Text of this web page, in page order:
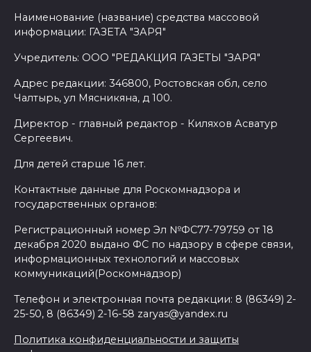
Наименование (название) средства массовой
информации: ГАЗЕТА "ЗАРЯ"
Учредитель: ООО "РЕДАКЦИЯ ГАЗЕТЫ "ЗАРЯ"
Адрес редакции: 346800, Ростовская обл, село
Чалтырь, ул Мясникяна, д 100.
Директор - главный редактор - Киляхов Асватур
Сергеевич.
Для детей старше 16 лет.
Контактные данные для Роскомнадзора и
государственных органов:
Регистрационный номер Эл №ФС77-79759 от 18
декабря 2020 выдано ФС по надзору в сфере связи,
информационных технологий и массовых
коммуникаций(Роскомнадзор)
Телефон и электронная почта редакции: 8 (86349) 2-
25-50, 8 (86349) 2-16-58 zaryas@yandex.ru
Политика конфиденциальности и защиты